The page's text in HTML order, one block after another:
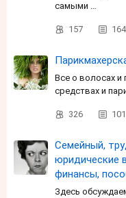
самыми …
157 164
Все о волосах и
средствах и
326 101
Семейный,
юридические
финансы,
Здесь